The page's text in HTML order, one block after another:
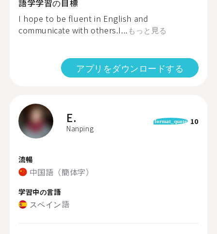
語学学習の目標
I hope to be fluent in English and
communicate with others.I... もっと見る
アプリをダウンロードする
E.
Nanping
format_quote 10
流暢
中国語（簡体字）
学習中の言語
スペイン語